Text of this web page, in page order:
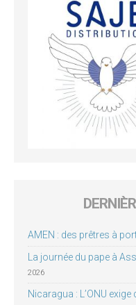
AMEN : des prêtres à
La journée du pape à
2026
Nicaragua : L’ONU